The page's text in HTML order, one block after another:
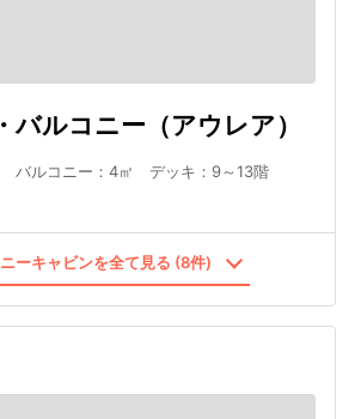
バルコニー（アウレア）
バルコニー：4㎡ デッキ：9～13階
ーキャビンを全て見る (8件)